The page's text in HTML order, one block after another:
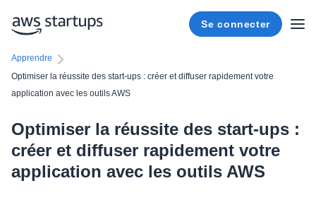
Se connecter
Apprendre
Optimiser la réussite des start-ups : créer et diffuser rapidement votre
application avec les outils AWS
Optimiser la réussite des start-ups :
créer et diffuser rapidement votre
application avec les outils AWS